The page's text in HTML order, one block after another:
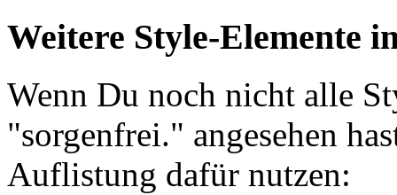
Weitere Style-Elemente
Wenn Du noch nicht alle
"sorgenfrei." angesehen
Auflistung dafür nutzen: